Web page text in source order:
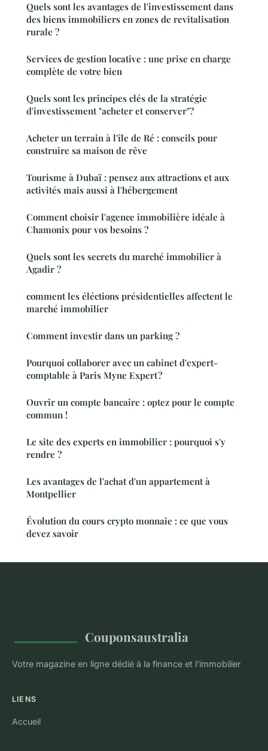
Quels sont les avantages de l'investissement dans
des biens immobiliers en zones de revitalisation
rurale ?
Services de gestion locative : une prise en charge
complète de votre bien
Quels sont les principes clés de la stratégie
d'investissement "acheter et conserver"?
Acheter un terrain à l'île de Ré : conseils pour
construire sa maison de rêve
Tourisme à Dubaï : pensez aux attractions et aux
activités mais aussi à l'hébergement
Comment choisir l'agence immobilière idéale à
Chamonix pour vos besoins ?
Quels sont les secrets du marché immobilier à
Agadir ?
comment les éléctions présidentielles affectent le
marché immobilier
Comment investir dans un parking ?
Pourquoi collaborer avec un cabinet d'expert-
comptable à Paris Myne Expert ?
Ouvrir un compte bancaire : optez pour le compte
commun !
Le site des experts en immobilier : pourquoi s'y
rendre ?
Les avantages de l'achat d'un appartement à
Montpellier
Évolution du cours crypto monnaie : ce que vous
devez savoir
Couponsaustralia
Votre magazine en ligne dédié à la finance et l'immobilier
LIENS
Accueil